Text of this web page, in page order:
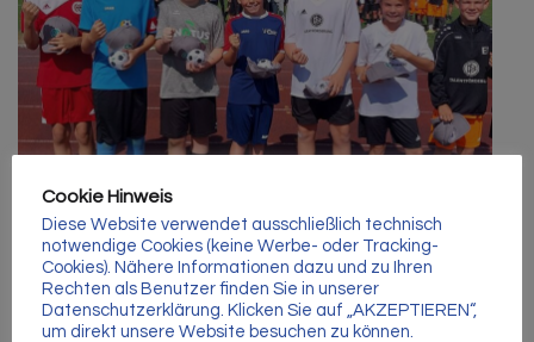
6. Juli 2026
Cookie Hinweis
Diese Website verwendet ausschließlich technisch
notwendige Cookies (keine Werbe- oder Tracking-
Cookies). Nähere Informationen dazu und zu Ihren
Rechten als Benutzer finden Sie in unserer
Datenschutzerklärung. Klicken Sie auf „AKZEPTIEREN“,
um direkt unsere Website besuchen zu können.